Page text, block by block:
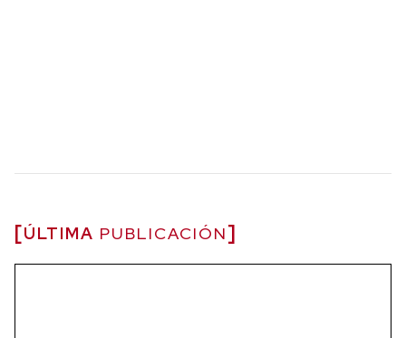
ÚLTIMA PUBLICACIÓN